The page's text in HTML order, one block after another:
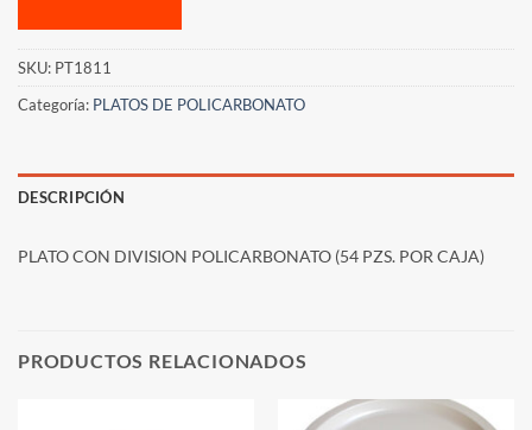
SKU: PT1811
Categoría: PLATOS DE POLICARBONATO
DESCRIPCIÓN
PLATO CON DIVISION POLICARBONATO (54 PZS. POR CAJA)
PRODUCTOS RELACIONADOS